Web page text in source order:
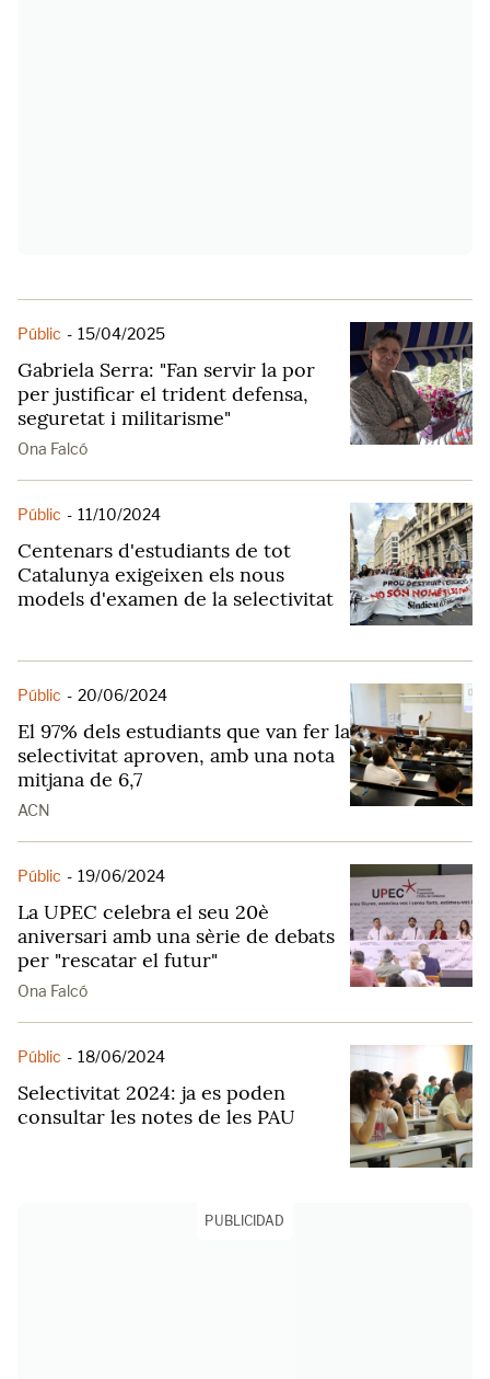
Públic - 15/04/2025
Gabriela Serra: "Fan servir la por
per justificar el trident defensa,
seguretat i militarisme"
Ona Falcó
Públic - 11/10/2024
Centenars d'estudiants de tot
Catalunya exigeixen els nous
models d'examen de la selectivitat
Públic - 20/06/2024
El 97% dels estudiants que van fer la
selectivitat aproven, amb una nota
mitjana de 6,7
ACN
Públic - 19/06/2024
La UPEC celebra el seu 20è
aniversari amb una sèrie de debats
per "rescatar el futur"
Ona Falcó
Públic - 18/06/2024
Selectivitat 2024: ja es poden
consultar les notes de les PAU
PUBLICIDAD